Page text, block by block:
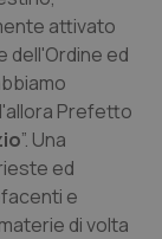
attivato
dell'Ordine ed
Prefetto
”. Una
ed
e
di volta